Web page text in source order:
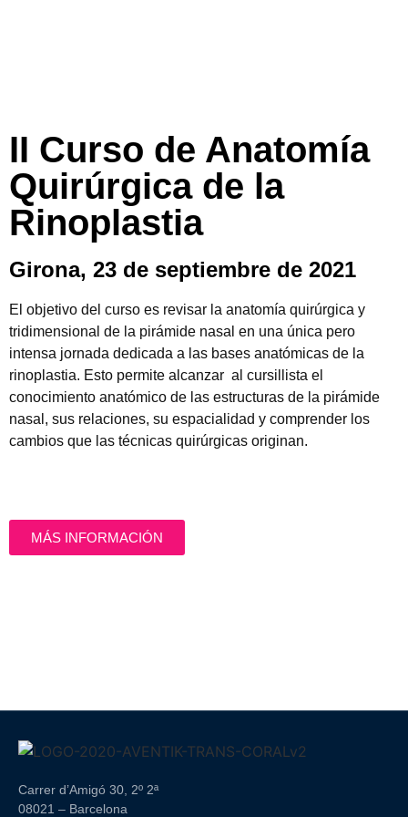
II Curso de Anatomía
Quirúrgica de la
Rinoplastia
Girona, 23 de septiembre de 2021
El objetivo del curso es revisar la anatomía quirúrgica y
tridimensional de la pirámide nasal en una única pero
intensa jornada dedicada a las bases anatómicas de la
rinoplastia. Esto permite alcanzar al cursillista el
conocimiento anatómico de las estructuras de la pirámide
nasal, sus relaciones, su espacialidad y comprender los
cambios que las técnicas quirúrgicas originan.
MÁS INFORMACIÓN
Carrer d’Amigó 30, 2º 2ª
08021 – Barcelona